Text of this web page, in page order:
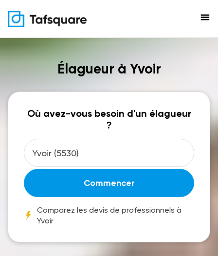
menu
Élagueur à Yvoir
Où avez-vous besoin d'un élagueur
?
Commencer
Comparez les devis de professionnels à
Yvoir